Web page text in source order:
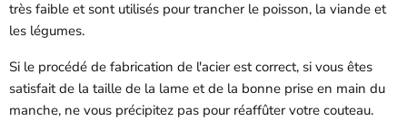
très faible et sont utilisés pour trancher le poisson, la viande et
les légumes.
Si le procédé de fabrication de l'acier est correct, si vous êtes
satisfait de la taille de la lame et de la bonne prise en main du
manche, ne vous précipitez pas pour réaffûter votre couteau.